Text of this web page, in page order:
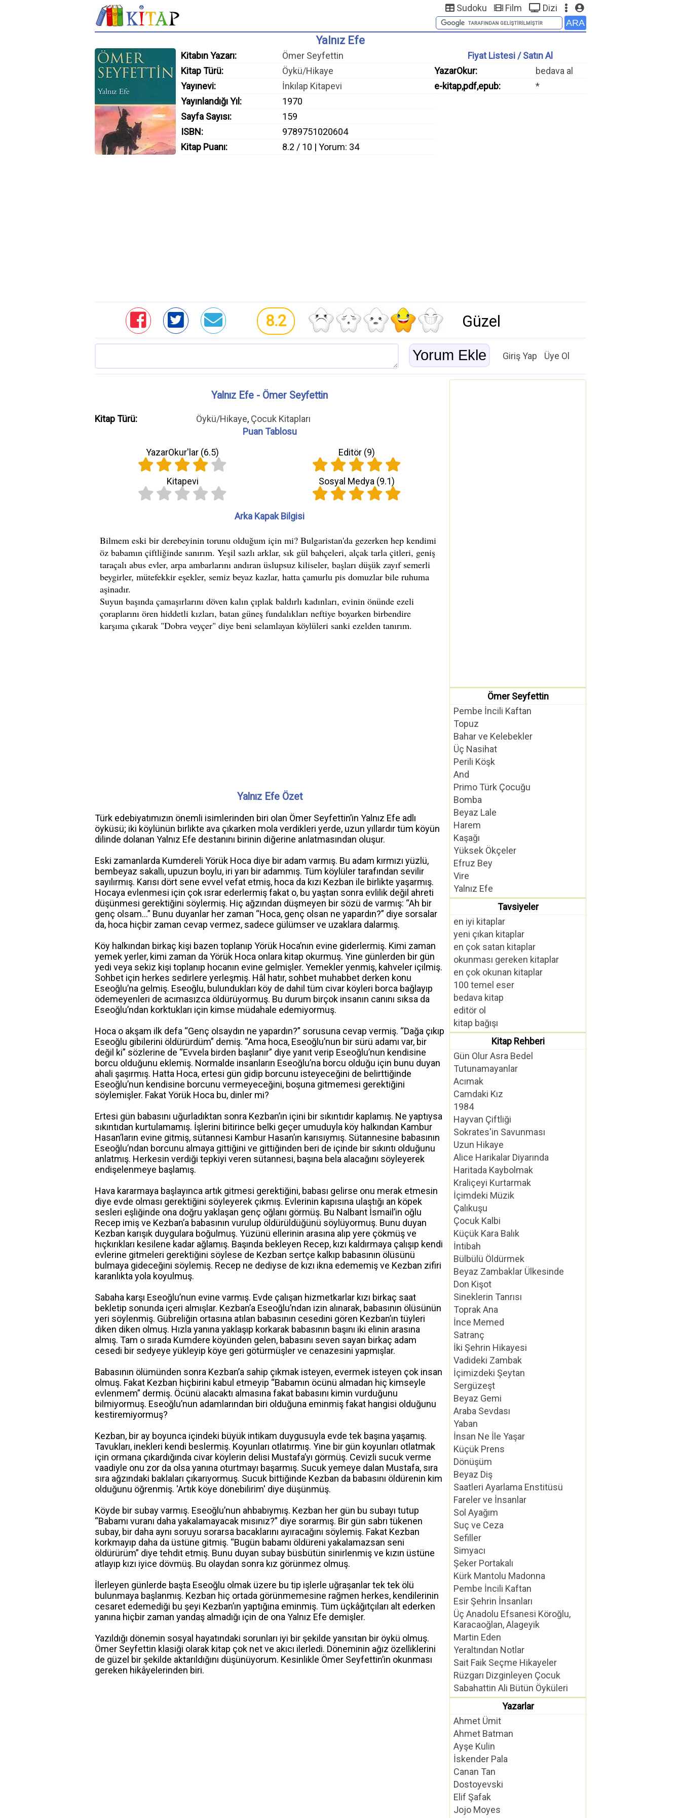
Sudoku Film Dizi
Yalnız Efe
Kitabın Yazarı:
Ömer Seyfettin
Kitap Türü:
Öykü/Hikaye
Yayınevi:
İnkılap Kitapevi
Yayınlandığı Yıl:
1970
Sayfa Sayısı:
159
ISBN:
9789751020604
Kitap Puanı:
8.2 / 10 | Yorum: 34
Fiyat Listesi / Satın Al
YazarOkur:
bedava al
e-kitap,pdf,epub:
*
8.2 Güzel
Giriş Yap Üye Ol
Yalnız Efe - Ömer Seyfettin
Kitap Türü: Öykü/Hikaye, Çocuk Kitapları
Puan Tablosu
YazarOkur'lar (6.5) Editör (9)
Kitapevi Sosyal Medya (9.1)
Arka Kapak Bilgisi
Yalnız Efe Özet
Türk edebiyatımızın önemli isimlerinden biri olan Ömer Seyfettin’in Yalnız Efe adlı
öyküsü; iki köylünün birlikte ava çıkarken mola verdikleri yerde, uzun yıllardır tüm köyün
dilinde dolanan Yalnız Efe destanını birinin diğerine anlatmasından oluşur.
Eski zamanlarda Kumdereli Yörük Hoca diye bir adam varmış. Bu adam kırmızı yüzlü,
bembeyaz sakallı, upuzun boylu, iri yarı bir adammış. Tüm köylüler tarafından sevilir
sayılırmış. Karısı dört sene evvel vefat etmiş, hoca da kızı Kezban ile birlikte yaşarmış.
Hocaya evlenmesi için çok ısrar ederlermiş fakat o, bu yaştan sonra evlilik değil ahreti
düşünmesi gerektiğini söylermiş. Hiç ağzından düşmeyen bir sözü de varmış: “Ah bir
genç olsam…” Bunu duyanlar her zaman “Hoca, genç olsan ne yapardın?” diye sorsalar
da, hoca hiçbir zaman cevap vermez, sadece gülümser ve uzaklara dalarmış.
Köy halkından birkaç kişi bazen toplanıp Yörük Hoca’nın evine giderlermiş. Kimi zaman
yemek yerler, kimi zaman da Yörük Hoca onlara kitap okurmuş. Yine günlerden bir gün
yedi veya sekiz kişi toplanıp hocanın evine gelmişler. Yemekler yenmiş, kahveler içilmiş.
Sohbet için herkes sedirlere yerleşmiş. Hâl hatır, sohbet muhabbet derken konu
Eseoğlu’na gelmiş. Eseoğlu, bulundukları köy de dahil tüm civar köyleri borca bağlayıp
ödemeyenleri de acımasızca öldürüyormuş. Bu durum birçok insanın canını sıksa da
Eseoğlu’ndan korktukları için kimse müdahale edemiyormuş.
Hoca o akşam ilk defa “Genç olsaydın ne yapardın?” sorusuna cevap vermiş. “Dağa çıkıp
Eseoğlu gibilerini öldürürdüm” demiş. “Ama hoca, Eseoğlu’nun bir sürü adamı var, bir
değil ki” sözlerine de “Evvela birden başlanır” diye yanıt verip Eseoğlu’nun kendisine
borcu olduğunu eklemiş. Normalde insanların Eseoğlu’na borcu olduğu için bunu duyan
ahali şaşırmış. Hatta Hoca, ertesi gün gidip borcunu isteyeceğini de belirttiğinde
Eseoğlu’nun kendisine borcunu vermeyeceğini, boşuna gitmemesi gerektiğini
söylemişler. Fakat Yörük Hoca bu, dinler mi?
Ertesi gün babasını uğurladıktan sonra Kezban’ın içini bir sıkıntıdır kaplamış. Ne yaptıysa
sıkıntıdan kurtulamamış. İşlerini bitirince belki geçer umuduyla köy halkından Kambur
Hasan’ların evine gitmiş, sütannesi Kambur Hasan’ın karısıymış. Sütannesine babasının
Eseoğlu’ndan borcunu almaya gittiğini ve gittiğinden beri de içinde bir sıkıntı olduğunu
anlatmış. Herkesin verdiği tepkiyi veren sütannesi, başına bela alacağını söyleyerek
endişelenmeye başlamış.
Hava kararmaya başlayınca artık gitmesi gerektiğini, babası gelirse onu merak etmesin
diye evde olması gerektiğini söyleyerek çıkmış. Evlerinin kapısına ulaştığı an köpek
sesleri eşliğinde ona doğru yaklaşan genç oğlanı görmüş. Bu Nalbant İsmail’in oğlu
Recep imiş ve Kezban’a babasının vurulup öldürüldüğünü söylüyormuş. Bunu duyan
Kezban karışık duygulara boğulmuş. Yüzünü ellerinin arasına alıp yere çökmüş ve
hıçkırıkları kesilene kadar ağlamış. Başında bekleyen Recep, kızı kaldırmaya çalışıp kendi
evlerine gitmeleri gerektiğini söylese de Kezban sertçe kalkıp babasının ölüsünü
bulmaya gideceğini söylemiş. Recep ne dediyse de kızı ikna edememiş ve Kezban zifiri
karanlıkta yola koyulmuş.
Sabaha karşı Eseoğlu’nun evine varmış. Evde çalışan hizmetkarlar kızı birkaç saat
bekletip sonunda içeri almışlar. Kezban’a Eseoğlu’ndan izin alınarak, babasının ölüsünün
yeri söylenmiş. Gübreliğin ortasına atılan babasının cesedini gören Kezban’ın tüyleri
diken diken olmuş. Hızla yanına yaklaşıp korkarak babasının başını iki elinin arasına
almış. Tam o sırada Kumdere köyünden gelen, babasını seven sayan birkaç adam
cesedi bir sedyeye yükleyip köye geri götürmüşler ve cenazesini yapmışlar.
Babasının ölümünden sonra Kezban’a sahip çıkmak isteyen, evermek isteyen çok insan
olmuş. Fakat Kezban hiçbirini kabul etmeyip “Babamın öcünü almadan hiç kimseyle
evlenmem” dermiş. Öcünü alacaktı almasına fakat babasını kimin vurduğunu
bilmiyormuş. Eseoğlu’nun adamlarından biri olduğuna eminmiş fakat hangisi olduğunu
kestiremiyormuş?
Kezban, bir ay boyunca içindeki büyük intikam duygusuyla evde tek başına yaşamış.
Tavukları, inekleri kendi beslermiş. Koyunları otlatırmış. Yine bir gün koyunları otlatmak
için ormana çıkardığında civar köylerin delisi Mustafa’yı görmüş. Cevizli sucuk verme
vaadiyle onu zor da olsa yanına oturtmayı başarmış. Sucuk yemeye dalan Mustafa, sıra
sıra ağzındaki baklaları çıkarıyormuş. Sucuk bittiğinde Kezban da babasını öldürenin kim
olduğunu öğrenmiş. 'Artık köye dönebilirim' diye düşünmüş.
Köyde bir subay varmış. Eseoğlu’nun ahbabıymış. Kezban her gün bu subayı tutup
“Babamı vuranı daha yakalamayacak mısınız?” diye sorarmış. Bir gün sabrı tükenen
subay, bir daha aynı soruyu sorarsa bacaklarını ayıracağını söylemiş. Fakat Kezban
korkmayıp daha da üstüne gitmiş. “Bugün babamı öldüreni yakalamazsan seni
öldürürüm” diye tehdit etmiş. Bunu duyan subay büsbütün sinirlenmiş ve kızın üstüne
atlayıp kızı iyice dövmüş. Bu olaydan sonra kız görünmez olmuş.
İlerleyen günlerde başta Eseoğlu olmak üzere bu tip işlerle uğraşanlar tek tek ölü
bulunmaya başlanmış. Kezban hiç ortada görünmemesine rağmen herkes, kendilerinin
cesaret edemediği bu şeyi Kezban’ın yaptığına eminmiş. Tüm üçkâğıtçıları alt ederken
yanına hiçbir zaman yandaş almadığı için de ona Yalnız Efe demişler.
Yazıldığı dönemin sosyal hayatındaki sorunları iyi bir şekilde yansıtan bir öykü olmuş.
Ömer Seyfettin klasiği olarak kitap çok net ve akıcı ilerledi. Döneminin ağız özelliklerini
de güzel bir şekilde aktarıldığını düşünüyorum. Kesinlikle Ömer Seyfettin’in okunması
gereken hikâyelerinden biri.
Ömer Seyfettin
Pembe İncili Kaftan
Topuz
Bahar ve Kelebekler
Üç Nasihat
Perili Köşk
And
Primo Türk Çocuğu
Bomba
Beyaz Lale
Harem
Kaşağı
Yüksek Ökçeler
Efruz Bey
Vire
Yalnız Efe
Tavsiyeler
en iyi kitaplar
yeni çıkan kitaplar
en çok satan kitaplar
okunması gereken kitaplar
en çok okunan kitaplar
100 temel eser
bedava kitap
editör ol
kitap bağışı
Kitap Rehberi
Gün Olur Asra Bedel
Tutunamayanlar
Acımak
Camdaki Kız
1984
Hayvan Çiftliği
Sokrates'in Savunması
Uzun Hikaye
Alice Harikalar Diyarında
Haritada Kaybolmak
Kraliçeyi Kurtarmak
İçimdeki Müzik
Çalıkuşu
Çocuk Kalbi
Küçük Kara Balık
İntibah
Bülbülü Öldürmek
Beyaz Zambaklar Ülkesinde
Don Kişot
Sineklerin Tanrısı
Toprak Ana
İnce Memed
Satranç
İki Şehrin Hikayesi
Vadideki Zambak
İçimizdeki Şeytan
Sergüzeşt
Beyaz Gemi
Araba Sevdası
Yaban
İnsan Ne İle Yaşar
Küçük Prens
Dönüşüm
Beyaz Diş
Saatleri Ayarlama Enstitüsü
Fareler ve İnsanlar
Sol Ayağım
Suç ve Ceza
Sefiller
Simyacı
Şeker Portakalı
Kürk Mantolu Madonna
Pembe İncili Kaftan
Esir Şehrin İnsanları
Üç Anadolu Efsanesi Köroğlu,
Karacaoğlan, Alageyik
Martin Eden
Yeraltından Notlar
Sait Faik Seçme Hikayeler
Rüzgarı Dizginleyen Çocuk
Sabahattin Ali Bütün Öyküleri
Yazarlar
Ahmet Ümit
Ahmet Batman
Ayşe Kulin
İskender Pala
Canan Tan
Dostoyevski
Elif Şafak
Jojo Moyes